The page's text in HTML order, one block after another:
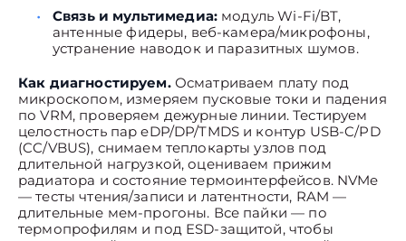
Связь и мультимедиа: модуль Wi-Fi/BT,
антенные фидеры, веб-камера/микрофоны,
устранение наводок и паразитных шумов.
Как диагностируем.Осматриваем плату под
микроскопом, измеряем пусковые токи и падения
по VRM, проверяем дежурные линии. Тестируем
целостность пар eDP/DP/TMDS и контур USB-C/PD
(CC/VBUS), снимаем теплокарты узлов под
длительной нагрузкой, оцениваем прижим
радиатора и состояние термоинтерфейсов. NVMe
— тесты чтения/записи и латентности, RAM —
длительные мем-прогоны. Все пайки — по
термопрофилям и под ESD-защитой, чтобы